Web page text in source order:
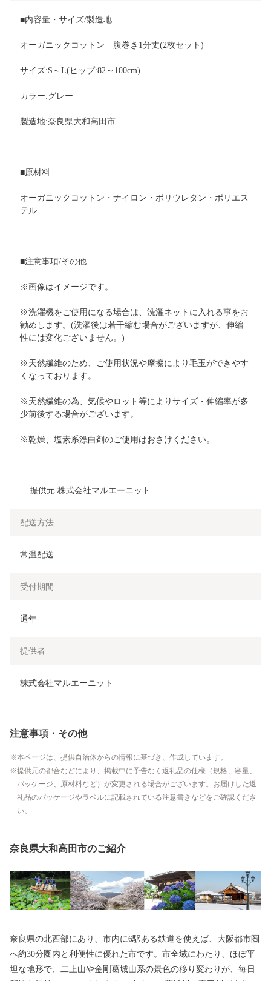
■内容量・サイズ/製造地
オーガニックコットン　腹巻き1分丈(2枚セット)
サイズ:S～L(ヒップ:82～100cm)
カラー:グレー
製造地:奈良県大和高田市
■原材料
オーガニックコットン・ナイロン・ポリウレタン・ポリエス
テル
■注意事項/その他
※画像はイメージです。
※洗濯機をご使用になる場合は、洗濯ネットに入れる事をお
勧めします。(洗濯後は若干縮む場合がございますが、伸縮
性には変化ございません。)
※天然繊維のため、ご使用状況や摩擦により毛玉ができやす
くなっております。
※天然繊維の為、気候やロット等によりサイズ・伸縮率が多
少前後する場合がございます。
※乾燥、塩素系漂白剤のご使用はおさけください。
    提供元 株式会社マルエーニット
配送方法
常温配送
受付期間
通年
提供者
株式会社マルエーニット
注意事項・その他
本ページは、提供自治体からの情報に基づき、作成しています。
提供元の都合などにより、掲載中に予告なく返礼品の仕様（規格、容量、
パッケージ、原材料など）が変更される場合がございます。お届けした返
礼品のパッケージやラベルに記載されている注意書きなどをご確認くださ
い。
奈良県大和高田市のご紹介
奈良県の北西部にあり、市内に6駅ある鉄道を使えば、大阪都市圏
へ約30分圏内と利便性に優れた市です。市全域にわたり、ほぼ平
坦な地形で、二上山や金剛葛城山系の景色の移り変わりが、毎日